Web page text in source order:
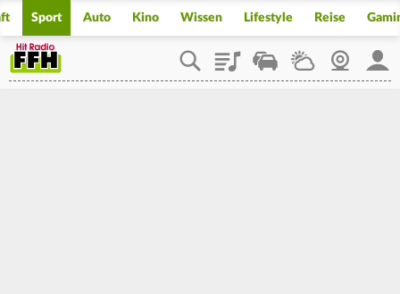
Sport Auto Kino Wissen Lifestyle Reise
PlaylistStaupilotWetterWebcam